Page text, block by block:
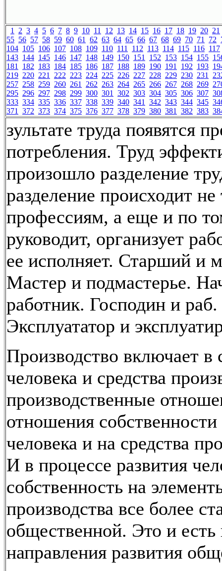
1 2 3 4 5 6 7 8 9 10 11 12 13 14 15 16 17 18 19 20 21
55 56 57 58 59 60 61 62 63 64 65 66 67 68 69 70 71 72
104 105 106 107 108 109 110 111 112 113 114 115 116 117
143 144 145 146 147 148 149 150 151 152 153 154 155
181 182 183 184 185 186 187 188 189 190 191 192 193
219 220 221 222 223 224 225 226 227 228 229 230 231
257 258 259 260 261 262 263 264 265 266 267 268 269
295 296 297 298 299 300 301 302 303 304 305 306 307
333 334 335 336 337 338 339 340 341 342 343 344 345
371 372 373 374 375 376 377 378 379 380 381 382 383
зультате труда появятся
потребления. Труд
произошло разделение
разделение происходит не
профессиям, а еще и по
руководит, организует
ее исполняет. Старший и
Мастер и подмастерье.
работник. Господин и раб.
Эксплуататор и
Производство включает в
человека и средства
производственные
отношения собственности
человека и на средства
И в процессе развития
собственность на
производства все более
общественной. Это и есть
направления развития